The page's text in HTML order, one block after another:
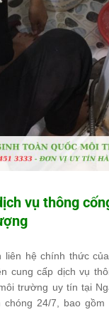
vụ thông
liên hệ chính thức của
cung cấp dịch vụ
trường uy tín tại
chóng 24/7, bao